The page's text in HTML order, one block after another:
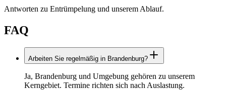
Antworten zu Entrümpelung und unserem Ablauf.
FAQ
Arbeiten Sie regelmäßig in Brandenburg?
Ja, Brandenburg und Umgebung gehören zu unserem
Kerngebiet. Termine richten sich nach Auslastung.